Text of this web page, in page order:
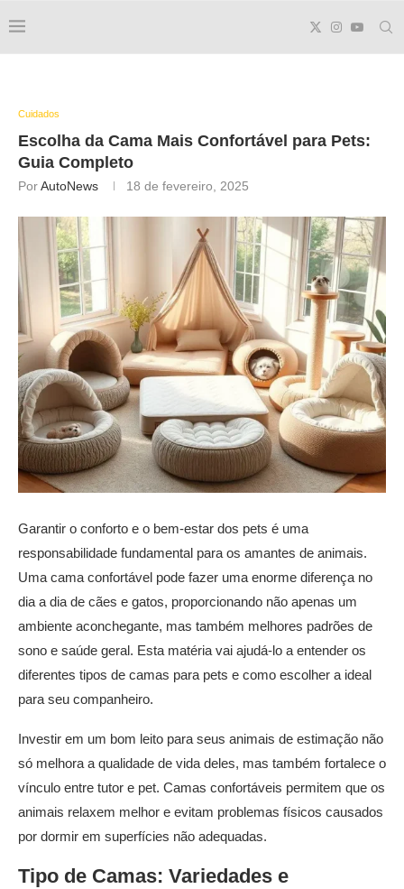
Cuidados
Escolha da Cama Mais Confortável para Pets:
Guia Completo
PorAutoNews 18 de fevereiro, 2025
Garantir o conforto e o bem-estar dos pets é uma
responsabilidade fundamental para os amantes de animais.
Uma cama confortável pode fazer uma enorme diferença no
dia a dia de cães e gatos, proporcionando não apenas um
ambiente aconchegante, mas também melhores padrões de
sono e saúde geral. Esta matéria vai ajudá-lo a entender os
diferentes tipos de camas para pets e como escolher a ideal
para seu companheiro.
Investir em um bom leito para seus animais de estimação não
só melhora a qualidade de vida deles, mas também fortalece o
vínculo entre tutor e pet. Camas confortáveis permitem que os
animais relaxem melhor e evitam problemas físicos causados
por dormir em superfícies não adequadas.
Tipo de Camas: Variedades e